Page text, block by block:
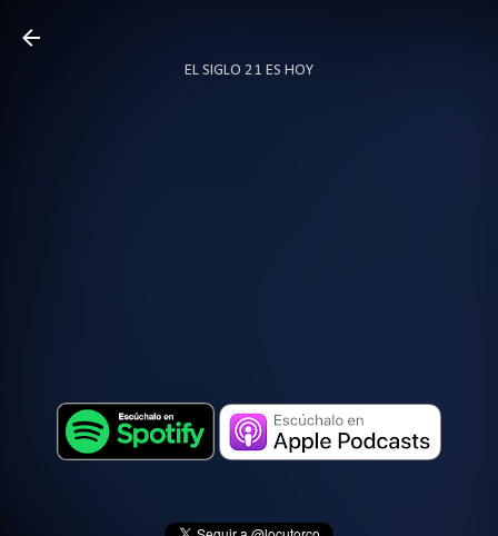
EL SIGLO 21 ES HOY